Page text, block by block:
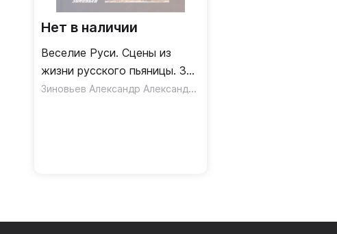
Нет в наличии
Веселие Руси. Сцены из
жизни русского пьяницы. 30
стихотворений и 30
Зиновьев Александр Александрович